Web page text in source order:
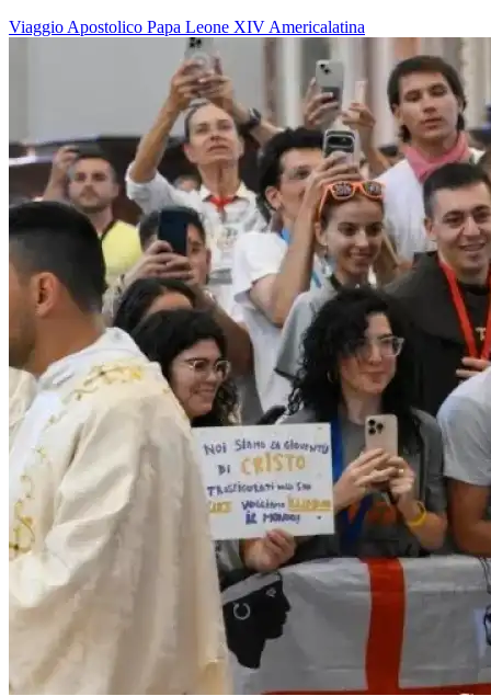
Viaggio Apostolico Papa Leone XIV Americalatina